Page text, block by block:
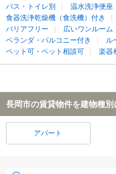
バス・トイレ別
温水洗浄便座
食器洗浄乾燥機（食洗機）付き
バリアフリー
広いワンルーム
ベランダ・バルコニー付き
ル
ペット可・ペット相談可
楽器
長岡市の賃貸物件を建物種
アパート